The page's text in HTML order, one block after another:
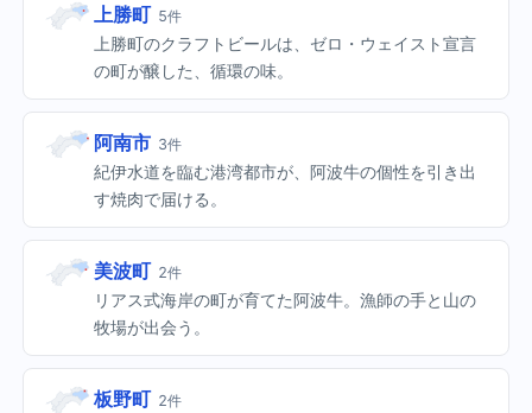
上勝町 5件
上勝町のクラフトビールは、ゼロ・ウェイスト宣言
の町が醸した、循環の味。
阿南市 3件
紀伊水道を臨む港湾都市が、阿波牛の個性を引き出
す焼肉で届ける。
美波町 2件
リアス式海岸の町が育てた阿波牛。漁師の手と山の
牧場が出会う。
板野町 2件